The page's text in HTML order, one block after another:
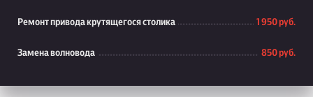
Ремонт привода крутящегося столика 1 950 руб.
Замена волновода 850 руб.